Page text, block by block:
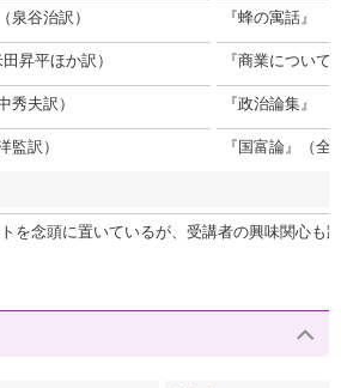
泉谷治訳） 『蜂の寓話』
昇平ほか訳） 『商業について
秀夫訳） 『政治論集』
監訳） 『国富論』（全
を念頭に置いているが、受講者の興味関心